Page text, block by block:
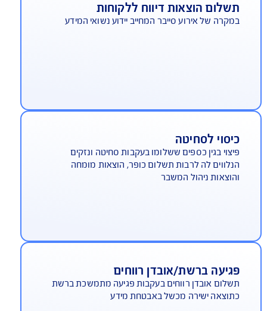
של משבר
הוצאות דיווח ללקוחות
של אירוע סייבר המחייב יידוע נשואי המידע
לסחיטה